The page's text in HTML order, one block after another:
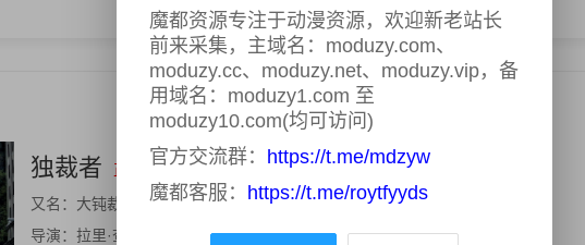
独裁者
正片
又名： 大钝裁者(港) , 大独裁者落难记(台)
导演： 拉里·查尔斯
魔都资源专注于动漫资源，欢迎新老站长
前来采集，主域名：moduzy.com、
moduzy.cc、moduzy.net、moduzy.vip，备
用域名：moduzy1.com 至
moduzy10.com(均可访问)
官方交流群： https://t.me/mdzyw
魔都客服： https://t.me/roytfyyds